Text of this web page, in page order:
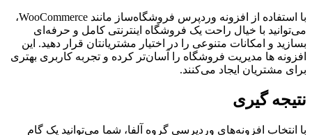
با استفاده از افزونه وردپرس فروشگاه‌ساز مانند WooCommerce،
می‌توانید با خیال راحت یک فروشگاه اینترنتی کامل و حرفه‌ای
بسازید و امکانات متنوعی را در اختیار مشتریانتان قرار دهید. این
افزونه ‌ها مدیریت فروشگاه را آسان‌تر کرده و تجربه کاربری بهتری
برای مشتریان ایجاد می‌کنند.
نتیجه گیری
با انتخاب افزونه‌های وردپرسی گروه آلفا، شما می‌توانید یک گام